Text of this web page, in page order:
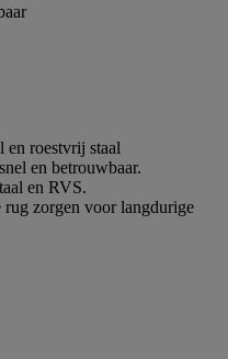
en roestvrij staal
en betrouwbaar.
en RVS.
rug zorgen voor langdurige